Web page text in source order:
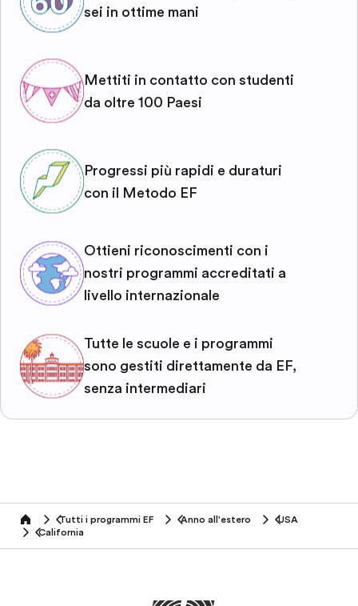
sei in ottime mani
Mettiti in contatto con studenti
da oltre 100 Paesi
Progressi più rapidi e duraturi
con il Metodo EF
Ottieni riconoscimenti con i
nostri programmi accreditati a
livello internazionale
Tutte le scuole e i programmi
sono gestiti direttamente da EF,
senza intermediari
home Tutti i programmi EF Anno all'estero
USA
California